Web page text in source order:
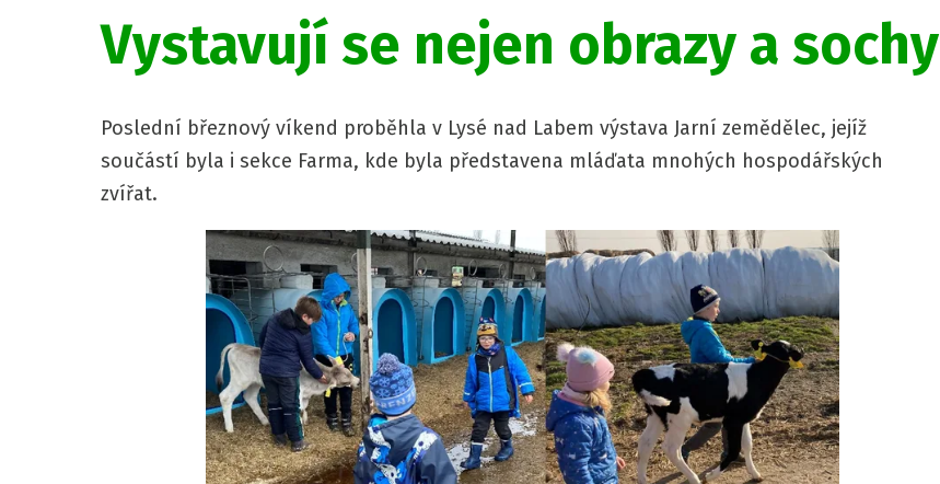
Vystavují se nejen obrazy a sochy
Poslední březnový víkend proběhla v Lysé nad Labem výstava Jarní zemědělec, jejíž
součástí byla i sekce Farma, kde byla představena mláďata mnohých hospodářských
zvířat.